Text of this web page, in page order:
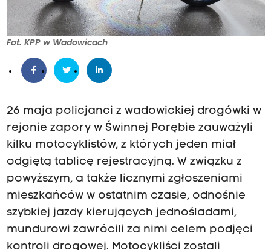
Fot. KPP w Wadowicach
26 maja policjanci z wadowickiej drogówki w
rejonie zapory w Świnnej Porębie zauważyli
kilku motocyklistów, z których jeden miał
odgiętą tablicę rejestracyjną. W związku z
powyższym, a także licznymi zgłoszeniami
mieszkańców w ostatnim czasie, odnośnie
szybkiej jazdy kierujących jednośladami,
mundurowi zawrócili za nimi celem podjęci
kontroli drogowej. Motocykliści zostali